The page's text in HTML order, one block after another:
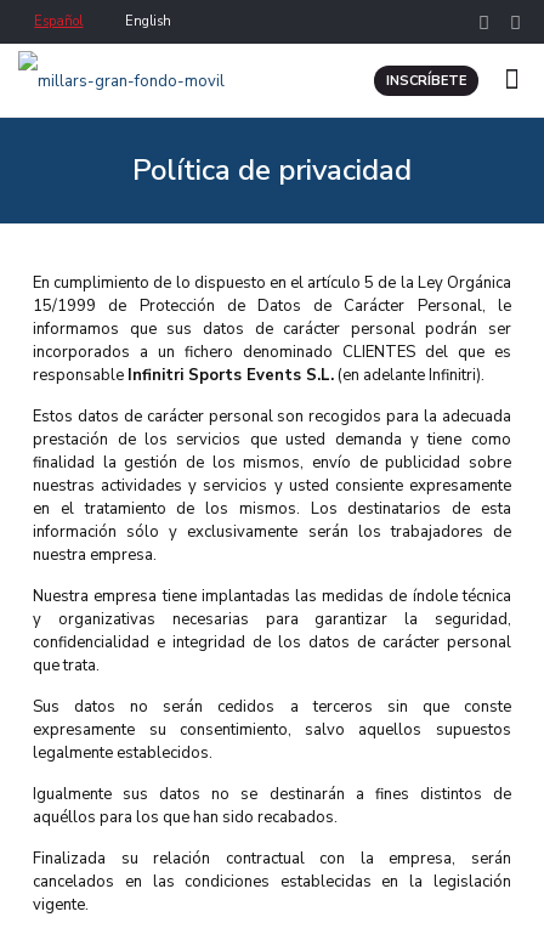
Español English
INSCRÍBETE
Política de privacidad
En cumplimiento de lo dispuesto en el artículo 5 de la Ley Orgánica
15/1999 de Protección de Datos de Carácter Personal, le
informamos que sus datos de carácter personal podrán ser
incorporados a un fichero denominado CLIENTES del que es
responsable Infinitri Sports Events S.L.(en adelante Infinitri).
Estos datos de carácter personal son recogidos para la adecuada
prestación de los servicios que usted demanda y tiene como
finalidad la gestión de los mismos, envío de publicidad sobre
nuestras actividades y servicios y usted consiente expresamente
en el tratamiento de los mismos. Los destinatarios de esta
información sólo y exclusivamente serán los trabajadores de
nuestra empresa.
Nuestra empresa tiene implantadas las medidas de índole técnica
y organizativas necesarias para garantizar la seguridad,
confidencialidad e integridad de los datos de carácter personal
que trata.
Sus datos no serán cedidos a terceros sin que conste
expresamente su consentimiento, salvo aquellos supuestos
legalmente establecidos.
Igualmente sus datos no se destinarán a fines distintos de
aquéllos para los que han sido recabados.
Finalizada su relación contractual con la empresa, serán
cancelados en las condiciones establecidas en la legislación
vigente.